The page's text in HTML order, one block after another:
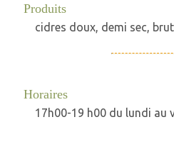
Produits
cidres doux, demi sec,
Horaires
17h00-19 h00 du lundi au